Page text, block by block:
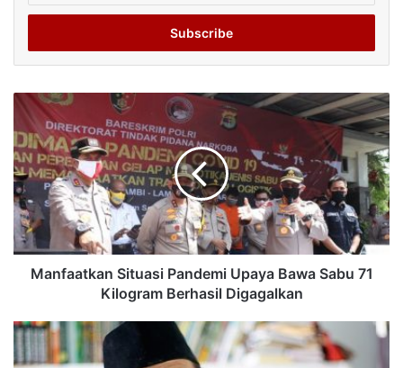
Email
Manfaatkan Situasi Pandemi Upaya Bawa Sabu 71
Kilogram Berhasil Digagalkan